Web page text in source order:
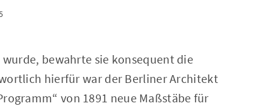
bewahrte sie konsequent die
hierfür war der Berliner Architekt
von 1891 neue Maßstäbe für